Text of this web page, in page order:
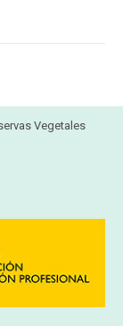
Vegetales